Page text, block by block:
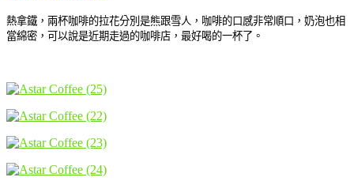
熱拿鐵，兩杯咖啡的拉花分別是熊跟雪人，咖啡的口感非常順口，奶泡也相
當綿密，可以說是近期走過的咖啡店，最好喝的一杯了。